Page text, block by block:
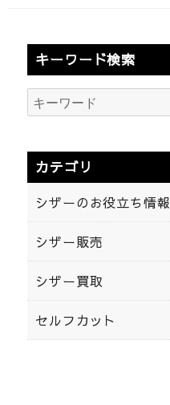
キーワード検索
検
索:
カテゴリ
シザーのお役立ち情報
シザー販売
シザー買取
セルフカット